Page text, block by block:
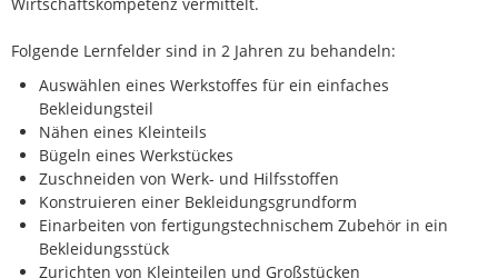
Wirtschaftskompetenz vermittelt.
Folgende Lernfelder sind in 2 Jahren zu behandeln:
Auswählen eines Werkstoffes für ein einfaches
Bekleidungsteil
Nähen eines Kleinteils
Bügeln eines Werkstückes
Zuschneiden von Werk- und Hilfsstoffen
Konstruieren einer Bekleidungsgrundform
Einarbeiten von fertigungstechnischem Zubehör in ein
Bekleidungsstück
Zurichten von Kleinteilen und Großstücken